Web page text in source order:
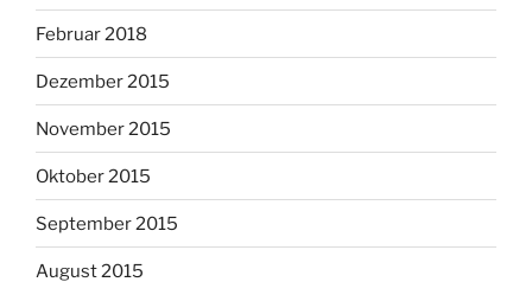
Februar 2018
Dezember 2015
November 2015
Oktober 2015
September 2015
August 2015